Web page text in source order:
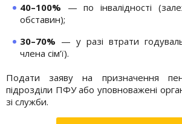
40–100% — по інвалідності
обставин);
30–70% — у разі втрати
члена сім’ї).
Подати заяву на призначення
підрозділи ПФУ або уповноважені
зі служби.